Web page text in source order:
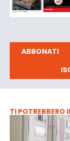
ABBONATI
TI POTREBBERO